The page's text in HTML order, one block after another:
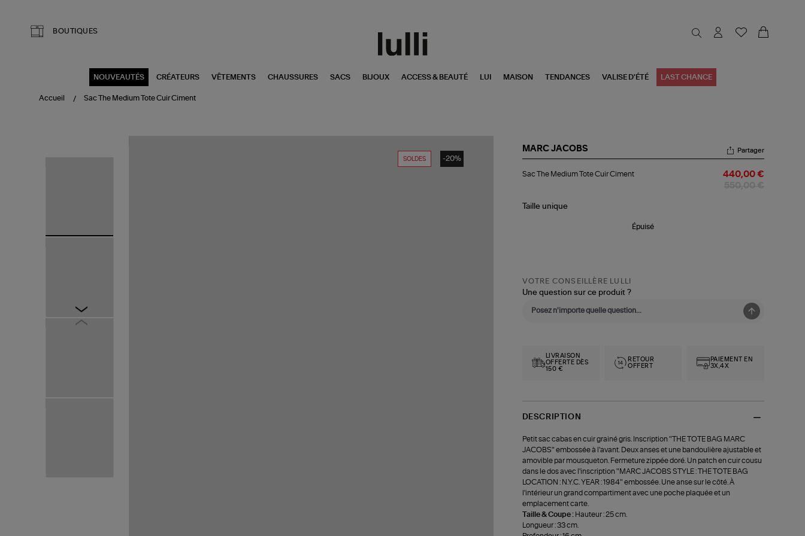
BOUTIQUES
NOUVEAUTÉS CRÉATEURS VÊTEMENTS CHAUSSURES SACS BIJOUX ACCESS & BEAUTÉ LUI MAISON TENDANCES VALISE D'ÉTÉ LAST CHANCE
Accueil Sac The Medium Tote Cuir Ciment
SOLDES -20%
MARC JACOBS
The
Cuir
Partager
Sac The Medium Tote Cuir Ciment 440,00 €
Taille unique
Épuisé
VOTRE CONSEILLÈRE LULLI
Une question sur ce produit ?
LIVRAISON
OFFERTE DÈS
150 €
RETOUR
OFFERT
PAIEMENT EN
3X,4X
DESCRIPTION
Petit sac cabas en cuir grainé gris. Inscription "THE TOTE BAG MARC
JACOBS" embossée à l'avant. Deux anses et une bandoulière ajustable et
amovible par mousqueton. Fermeture zippée doré. Un patch en cuir cousu
dans le dos avec l'inscription "MARC JACOBS STYLE : THE TOTE BAG
LOCATION : N.Y.C. YEAR : 1984" embossée. Une anse sur le côté. À
l'intérieur un grand compartiment avec une poche plaquée et un
emplacement carte.
Taille & Coupe : Hauteur : 25 cm.
Longueur : 33 cm.